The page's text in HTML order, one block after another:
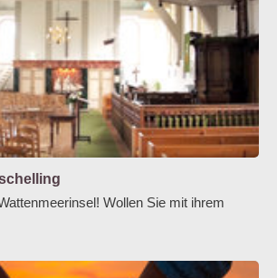
Wollen Sie mit ihrem